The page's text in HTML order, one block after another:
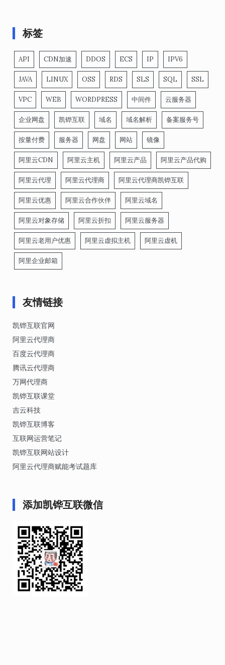
标签
API CDN加速 DDOS ECS IP IPV6
JAVA LINUX OSS RDS SLS SQL SSL
VPC WEB WORDPRESS 中间件 云服务器
企业网盘 凯铧互联 域名 域名解析 备案服务号
按量付费 服务器 网盘 网站 镜像
阿里云CDN 阿里云主机 阿里云产品 阿里云产品代购
阿里云代理 阿里云代理商 阿里云代理商凯铧互联
阿里云优惠 阿里云合作伙伴 阿里云域名
阿里云对象存储 阿里云折扣 阿里云服务器
阿里云老用户优惠 阿里云虚拟主机 阿里云虚机
阿里企业邮箱
友情链接
凯铧互联官网
阿里云代理商
百度云代理商
腾讯云代理商
万网代理商
凯铧互联课堂
吉云科技
凯铧互联博客
互联网运营笔记
凯铧互联网站设计
阿里云代理商赋能考试题库
添加凯铧互联微信